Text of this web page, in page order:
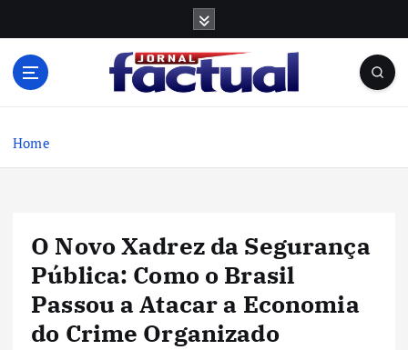
Home
O Novo Xadrez da Segurança
Pública: Como o Brasil
Passou a Atacar a Economia
do Crime Organizado